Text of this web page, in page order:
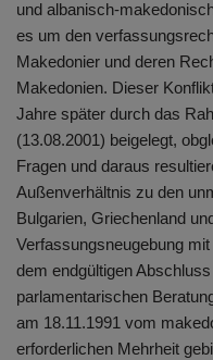
und albanisch-
es um den
Makedonier und deren
Makedonien. Dieser
Jahre später durch das
(13.08.2001) beigelegt,
Fragen und daraus
Außenverhältnis zu den
Bulgarien, Griechenland
Verfassungsneugebung
dem endgültigen
parlamentarischen
am 18.11.1991 vom
erforderlichen Mehrheit